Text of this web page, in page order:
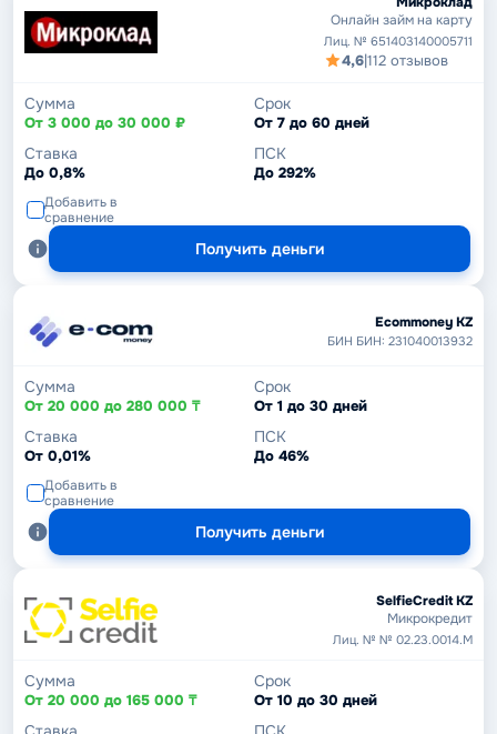
Онлайн займ на карту
Лиц. № 651403140005711
4,6|112 отзывов
Сумма
От 3 000 до 30 000 ₽
Срок
От 7 до 60 дней
Ставка
До 0,8%
ПСК
До 292%
Добавить в
сравнение
Получить деньги
Ecommoney KZ
БИН БИН: 231040013932
Сумма
От 20 000 до 280 000 ₸
Срок
От 1 до 30 дней
Ставка
От 0,01%
ПСК
До 46%
Добавить в
сравнение
Получить деньги
SelfieCredit KZ
Микрокредит
Лиц. № № 02.23.0014.М
Сумма
От 20 000 до 165 000 ₸
Срок
От 10 до 30 дней